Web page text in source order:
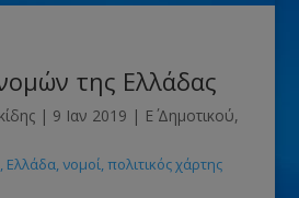
της Ελλάδας
| 9 Ιαν 2019 | Ε΄ Δημοτικού,
Ελλάδα νομοί πολιτικός χάρτης